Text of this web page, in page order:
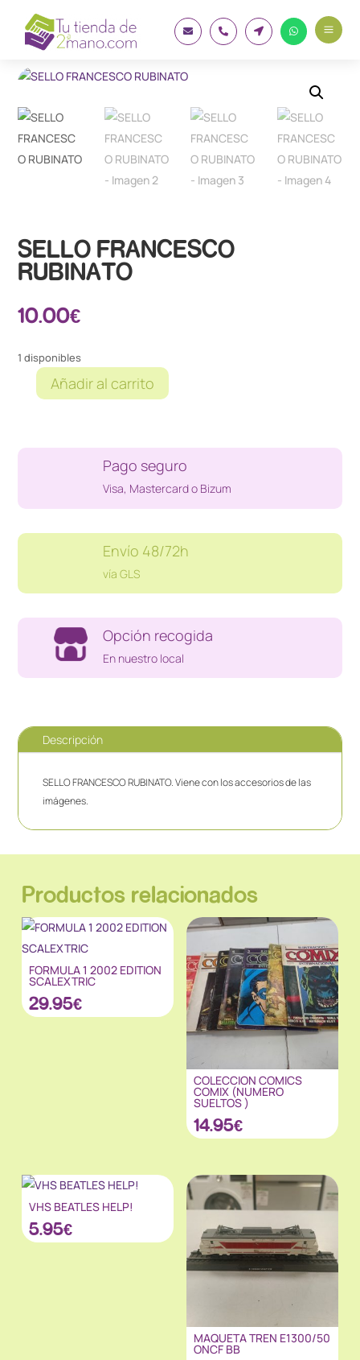
    a
SELLO FRANCESCO
RUBINATO
10.00€
1 disponibles
SELLO
cantidad
Añadir al carrito
Pago seguro
Visa, Mastercard o Bizum
Envío 48/72h
vía GLS
Opción recogida
En nuestro local
Descripción
SELLO FRANCESCO RUBINATO. Viene con los accesorios de las
imágenes.
Productos relacionados
FORMULA 1 2002 EDITION
SCALEXTRIC
29.95€
COLECCION COMICS
COMIX (NUMERO
SUELTOS )
14.95€
VHS BEATLES HELP!
5.95€
MAQUETA TREN E1300/50
ONCF BB